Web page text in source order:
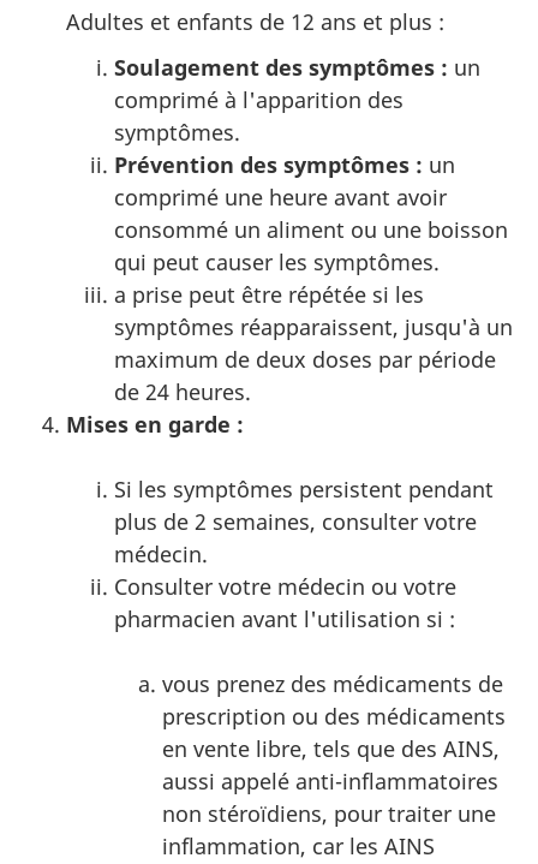
Adultes et enfants de 12 ans et plus :
Soulagement des symptômes : un
comprimé à l'apparition des
symptômes.
Prévention des symptômes : un
comprimé une heure avant avoir
consommé un aliment ou une boisson
qui peut causer les symptômes.
a prise peut être répétée si les
symptômes réapparaissent, jusqu'à un
maximum de deux doses par période
de 24 heures.
Mises en garde :
Si les symptômes persistent pendant
plus de 2 semaines, consulter votre
médecin.
Consulter votre médecin ou votre
pharmacien avant l'utilisation si :
vous prenez des médicaments de
prescription ou des médicaments
en vente libre, tels que des AINS,
aussi appelé anti-inflammatoires
non stéroïdiens, pour traiter une
inflammation, car les AINS